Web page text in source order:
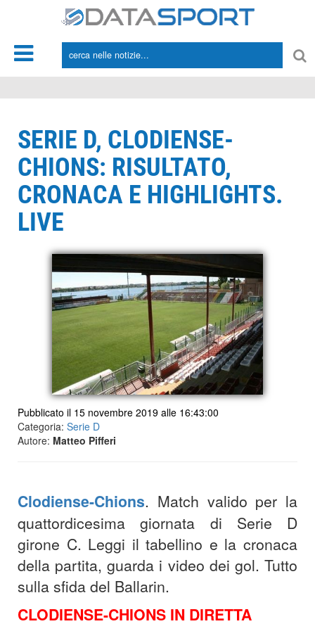
SERIE D, CLODIENSE-
CHIONS: RISULTATO,
CRONACA E HIGHLIGHTS.
LIVE
Pubblicato il 15 novembre 2019 alle 16:43:00
Categoria: Serie D
Autore: Matteo Pifferi
Clodiense-Chions. Match valido per la
quattordicesima giornata di Serie D
girone C. Leggi il tabellino e la cronaca
della partita, guarda i video dei gol. Tutto
sulla sfida del Ballarin.
CLODIENSE-CHIONS IN DIRETTA